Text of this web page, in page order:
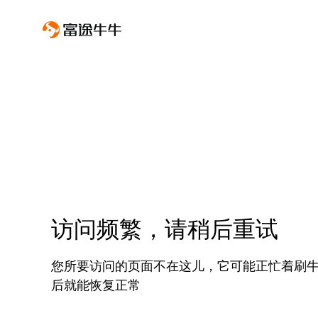
访问频繁，请稍后重试
您所要访问的页面不在这儿，它可能正忙着刷
后就能恢复正常